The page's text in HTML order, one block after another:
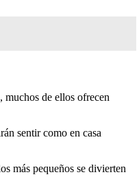
muchos de ellos ofrecen
sentir como en casa
más pequeños se divierten